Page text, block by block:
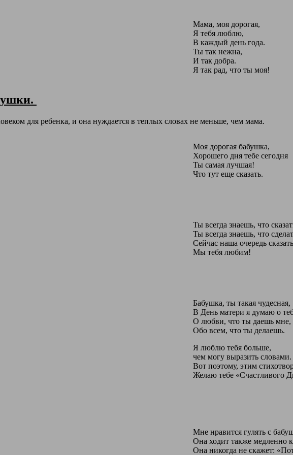
Мама, моя дорогая,
Я тебя люблю,
В каждый день года.
Ты так нежна,
И так добра.
Я так рад, что ты моя!
для ребенка, и она нуждается в теплых словах не меньше, чем мама.
Моя дорогая бабушка,
Хорошего дня тебе сегодня
Ты самая лучшая!
Что тут еще сказать.
Ты всегда знаешь, что
Ты всегда знаешь, что
Сейчас наша очередь
Мы тебя любим!
Бабушка, ты такая чудесная,
В День матери я думаю о
О любви, что ты даешь мне,
Обо всем, что ты делаешь.
Я люблю тебя больше,
чем могу выразить словами.
Вот поэтому, этим
Желаю тебе «Счастливого
Мне нравится гулять с
Она ходит также медленно
Она никогда не скажет: